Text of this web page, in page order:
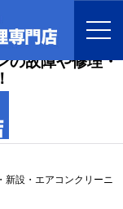
の故障や修理・
設・エアコンクリーニ